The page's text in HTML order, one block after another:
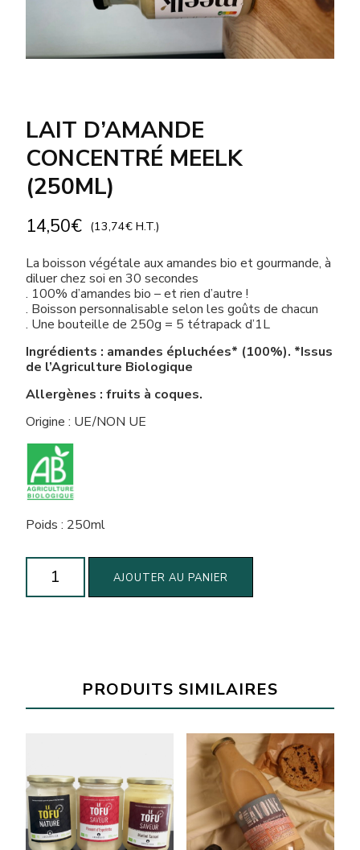
LAIT D’AMANDE
CONCENTRÉ MEELK
(250ML)
14,50€ (13,74€ H.T.)
La boisson végétale aux amandes bio et gourmande, à
diluer chez soi en 30 secondes
. 100% d’amandes bio – et rien d’autre !
. Boisson personnalisable selon les goûts de chacun
. Une bouteille de 250g = 5 tétrapack d’1L
Ingrédients : amandes épluchées* (100%). *Issus
de l’Agriculture Biologique
Allergènes : fruits à coques.
Origine : UE/NON UE
Poids : 250ml
quantité
AJOUTER AU PANIER
PRODUITS SIMILAIRES